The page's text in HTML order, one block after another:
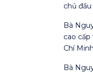
chủ
Bà
cao
Chí
Bà